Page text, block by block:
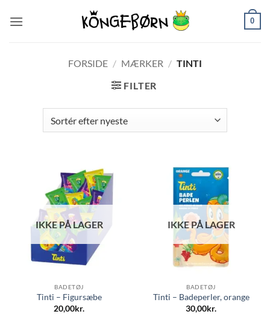
0
FORSIDE / MÆRKER / TINTI
FILTER
IKKE PÅ LAGER
BADETØJ
Tinti – Figursæbe
20,00kr.
IKKE PÅ LAGER
BADETØJ
Tinti – Badeperler, orange
30,00kr.